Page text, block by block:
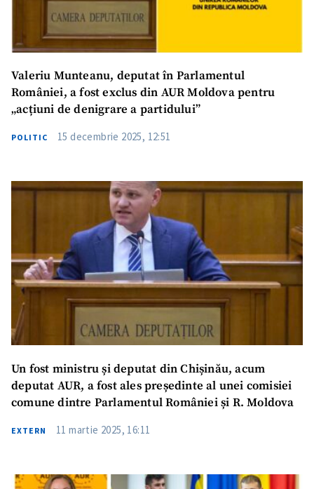
Valeriu Munteanu, deputat în Parlamentul
României, a fost exclus din AUR Moldova pentru
„acțiuni de denigrare a partidului”
POLITIC 15 decembrie 2025, 12:51
Un fost ministru și deputat din Chișinău, acum
deputat AUR, a fost ales președinte al unei comisiei
comune dintre Parlamentul României și R. Moldova
EXTERN 11 martie 2025, 16:11